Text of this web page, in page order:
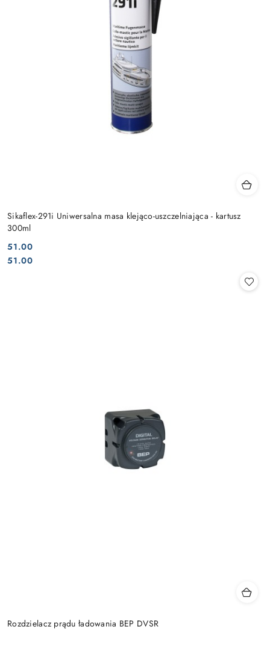
Sikaflex-291i Uniwersalna masa klejąco-uszczelniająca - kartusz
300ml
Cena:
51.00
Cena:
51.00
Rozdzielacz prądu ładowania BEP DVSR